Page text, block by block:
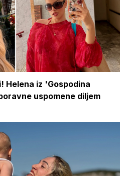
Helena iz 'Gospodina
uspomene diljem